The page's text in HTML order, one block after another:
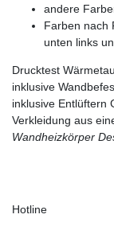
andere
Farben nach
unten links
Drucktest
inklusive
inklusive Entlüftern
Verkleidung aus
Wandheizkörper
Hotline